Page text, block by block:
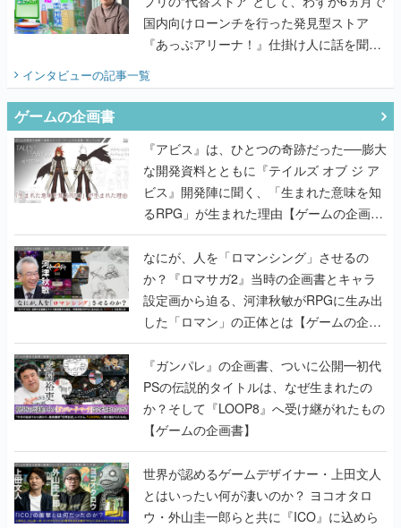
国内向けローンチを行った発見型ストア
『あっぷアリーナ！』仕掛け人に話を聞い
てみた
インタビューの記事一覧
ゲームの企画書
『アビス』は、ひとつの奇跡だった──膨大
な開発資料とともに『テイルズ オブ ジ ア
ビス』開発陣に聞く、「生まれた意味を知
るRPG」が生まれた理由【ゲームの企画
書】
なにが、人を「ロマンシング」させるの
か？『ロマサガ2』当時の企画書とキャラ
設定画から迫る、河津秋敏がRPGに生み出
した「ロマン」の正体とは【ゲームの企画
書】
『ガンパレ』の企画書、ついに公開━初代
PSの伝説的タイトルは、なぜ生まれたの
か？そして『LOOP8』へ受け継がれたもの
【ゲームの企画書】
世界が認めるゲームデザイナー・上田文人
とはいったい何が凄いのか？ ヨコオタロ
ウ・外山圭一郎らと共に『ICO』に込めら